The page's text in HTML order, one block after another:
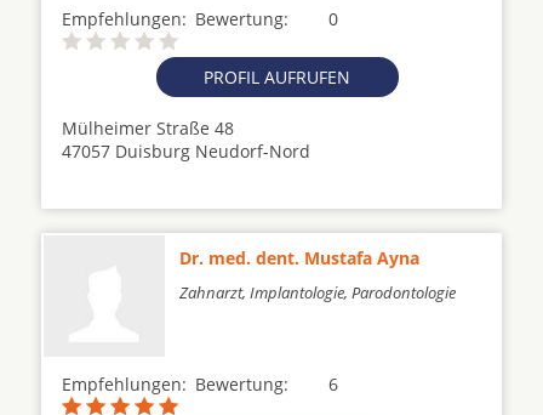
Empfehlungen: 0
Bewertung:
PROFIL AUFRUFEN
Mülheimer Straße 48
47057 Duisburg Neudorf-Nord
Dr. med. dent. Mustafa Ayna
Zahnarzt, Implantologie, Parodontologie
Empfehlungen: 6
Bewertung: